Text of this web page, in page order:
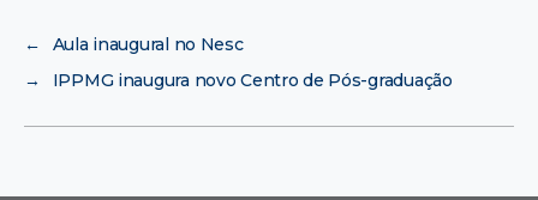
←
Aula inaugural no Nesc
→
IPPMG inaugura novo Centro de Pós-graduação